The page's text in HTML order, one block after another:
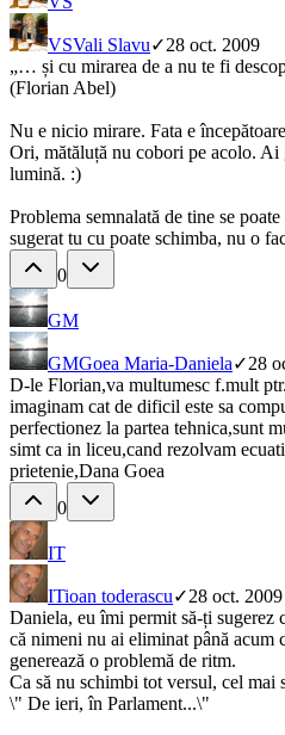
VSVali Slavu✓28 oct. 2009
„… și cu mirarea de a nu te fi
(Florian Abel)
Nu e nicio mirare. Fata e
Ori, mătăluță nu cobori pe acolo. Ai
lumină. :)
Problema semnalată de tine se
sugerat tu cu poate schimba, nu o
0
GM
GMGoea Maria-Daniela✓28
D-le Florian,va multumesc f.mult
imaginam cat de dificil este sa
perfectionez la partea tehnica,sunt
simt ca in liceu,cand rezolvam
prietenie,Dana Goea
0
IT
ITioan toderascu✓28 oct. 2009
Daniela, eu îmi permit să-ți sugerez
că nimeni nu ai eliminat până acum
generează o problemă de ritm.
Ca să nu schimbi tot versul, cel mai
\" De ieri, în Parlament...\"